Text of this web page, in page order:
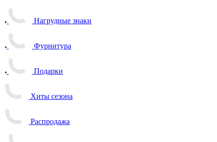
Нагрудные знаки
Фурнитура
Подарки
Хиты сезона
Распродажа